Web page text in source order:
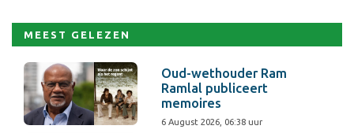
MEEST GELEZEN
Oud-wethouder Ram
Ramlal publiceert
memoires
6 August 2026, 06:38 uur